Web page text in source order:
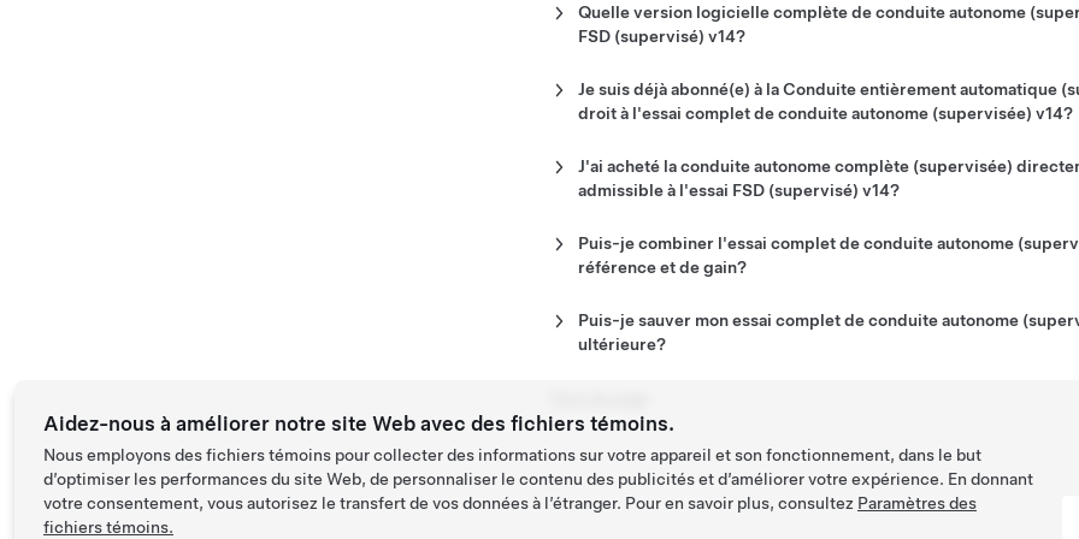
pour localiser des stations Supercharger compatibles avec les
puissance de signal suffisante pour des installations
véhicule au Wi-Fi.
plus récente mise à jour logicielle.
Conduite entièrement automatique (supervisée) sur l’écran
suit :
(supervisée) ».
Pour commencer, veuillez lire les contrats d’utilisation.
Quelle version logicielle complète de conduite autonome
FSD (supervisé) v14?
version 14.2 ou ultérieure du logiciel Full Autonome (supervisé).
Je suis déjà abonné(e) à la Conduite entièrement automatique
droit à l'essai complet de conduite autonome (supervisée) v14?
Conduite autonome (Supervisée) pour leur véhicule afin de
Conduite entièrement autonome (supervisée) v14 sans avoir
J'ai acheté la conduite autonome complète (supervisée)
admissible à l'essai FSD (supervisé) v14?
véhicule Tesla, vous n’êtes pas admissible à cet essai.
pouvez installer la version 14.2 ou ultérieure du logiciel Full Self-
Puis-je combiner l'essai complet de conduite autonome
référence et de gain?
référence et de gagne.
Puis-je sauver mon essai complet de conduite autonome
ultérieure?
mise à jour logicielle.
Remarque :que le procès peut changer ou prendre fin à tout
Aidez-nous à améliorer notre site Web avec des fichiers témoins.
Nous employons des fichiers témoins pour collecter des informations sur votre appareil et son fonctionnement, dans le but
d’optimiser les performances du site Web, de personnaliser le contenu des publicités et d’améliorer votre expérience. En donnant
votre consentement, vous autorisez le transfert de vos données à l’étranger. Pour en savoir plus, consultez Paramètres des
fichiers témoins.